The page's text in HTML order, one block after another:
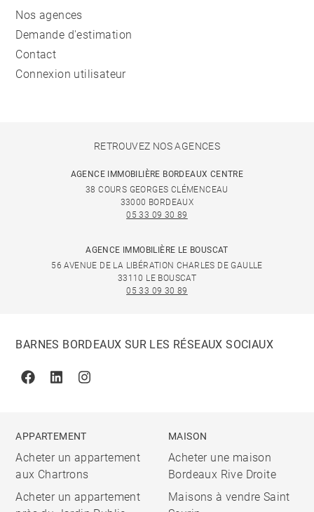
Nos agences
Demande d'estimation
Contact
Connexion utilisateur
RETROUVEZ NOS AGENCES
AGENCE IMMOBILIÈRE BORDEAUX CENTRE
38 COURS GEORGES CLÉMENCEAU
33000 BORDEAUX
05 33 09 30 89
AGENCE IMMOBILIÈRE LE BOUSCAT
56 AVENUE DE LA LIBÉRATION CHARLES DE GAULLE
33110 LE BOUSCAT
05 33 09 30 89
BARNES BORDEAUX SUR LES RÉSEAUX SOCIAUX
FacebookLinkedinInstagram
APPARTEMENT
Acheter un appartement
aux Chartrons
Acheter un appartement
MAISON
Acheter une maison
Bordeaux Rive Droite
Maisons à vendre Saint